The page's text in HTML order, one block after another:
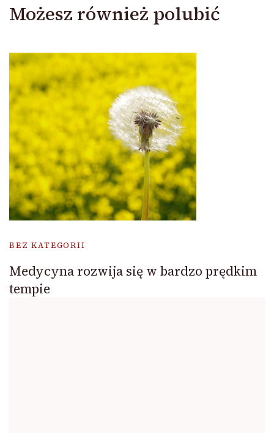
Możesz również polubić
BEZ KATEGORII
Medycyna rozwija się w bardzo prędkim
tempie